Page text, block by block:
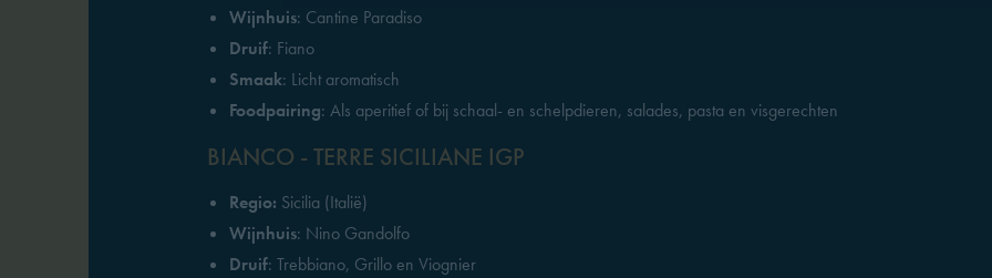
Wijnhuis: Cantine Paradiso
Druif: Fiano
Smaak: Licht aromatisch
Foodpairing: Als aperitief of bij schaal- en schelpdieren, salades, pasta en visgerechten
BIANCO - TERRE SICILIANE IGP
Regio: Sicilia (Italië)
Wijnhuis: Nino Gandolfo
Druif: Trebbiano, Grillo en Viognier